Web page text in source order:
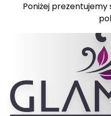
Poniżej